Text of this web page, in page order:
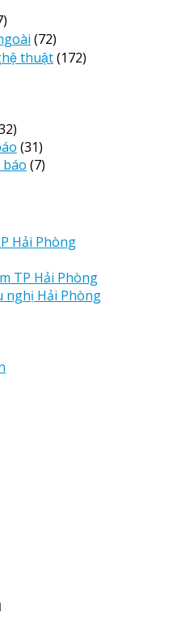
(72)
thuật(172)
(31)
(7)
Hải Phòng
TP Hải Phòng
nghị Hải Phòng